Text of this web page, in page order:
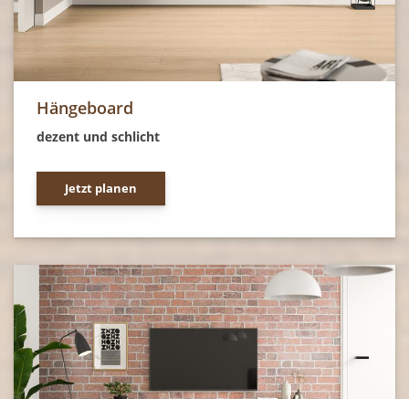
Hängeboard
dezent und schlicht
Jetzt planen